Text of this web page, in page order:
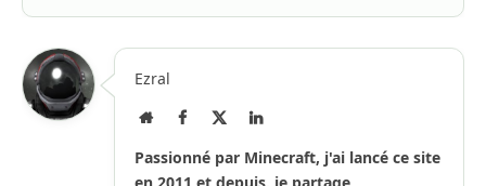
Ezral
Site
Facebook LinkedIn
Passionné par Minecraft, j'ai lancé ce site